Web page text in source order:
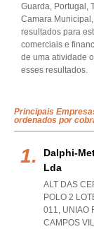
Guarda, Portugal,
Camara
resultados para
comerciais e
de uma atividade
esses resultados.
Principais
ordenados por
Dalphi-
Lda
ALT DAS
POLO 2
011, UNIAO
CAMPOS